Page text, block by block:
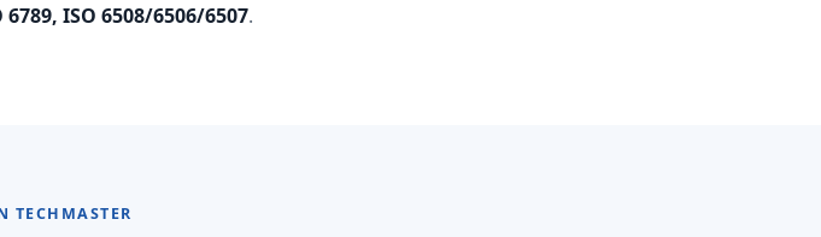
6789, ISO 6508/6506/6507.
TECHMASTER